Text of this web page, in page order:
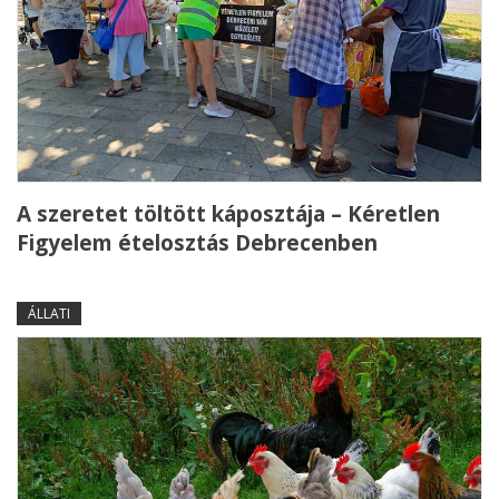
A szeretet töltött káposztája – Kéretlen
Figyelem ételosztás Debrecenben
ÁLLATI